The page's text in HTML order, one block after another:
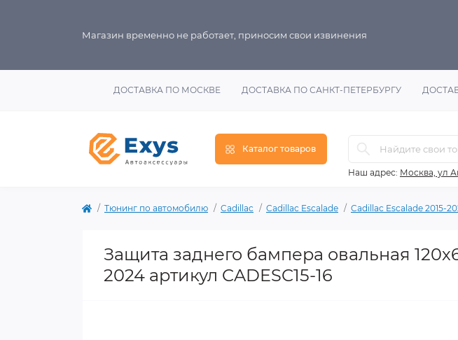
Магазин временно не работает, приносим свои извинения
ДОСТАВКА ПО МОСКВЕ ДОСТАВКА ПО САНКТ-ПЕТЕРБУРГУ
Каталог товаров
Наш адрес: Москва, ул
Тюнинг по автомобилю Cadillac Cadillac Escalade Cadillac Escalade 2015-
Защита заднего бампера овальная
2024 артикул CADESC15-16